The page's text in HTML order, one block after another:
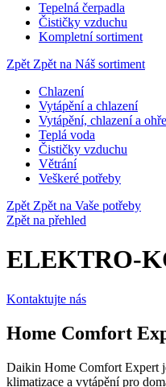
Tepelná čerpadla
Čističky vzduchu
Kompletní sortiment
Zpět Zpět na Náš sortiment
Chlazení
Vytápění a chlazení
Vytápění, chlazení a
Teplá voda
Čističky vzduchu
Větrání
Veškeré potřeby
Zpět Zpět na Vaše potřeby
Zpět na přehled
ELEKTRO-
Kontaktujte nás
Home Comfort
Daikin Home Comfort Expert
klimatizace a vytápění pro